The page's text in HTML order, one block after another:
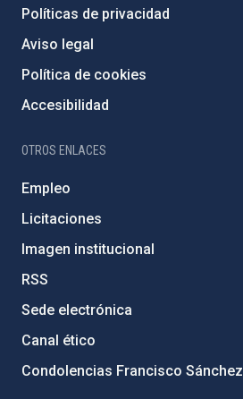
Políticas de privacidad
Aviso legal
Política de cookies
Accesibilidad
OTROS ENLACES
Empleo
Licitaciones
Imagen institucional
RSS
Sede electrónica
Canal ético
Condolencias Francisco Sánchez